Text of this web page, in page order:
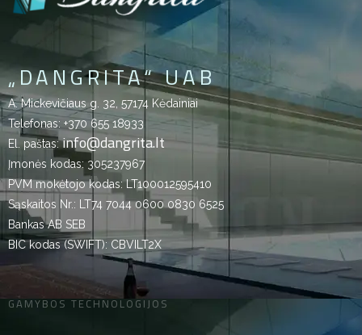
„DANGRITA“ UAB
A. Mickevičiaus g. 32, 57174 Kėdainiai
Telefonas: +370 655 18933
El. paštas:info@dangrita.lt
Įmonės kodas: 305237967
PVM mokėtojo kodas: LT100012595410
Sąskaitos Nr.: LT74 7044 0600 0830 6525
Bankas AB SEB
BIC kodas (SWIFT): CBVILT2X
GAMYBOS TECHNOLOGIJOS